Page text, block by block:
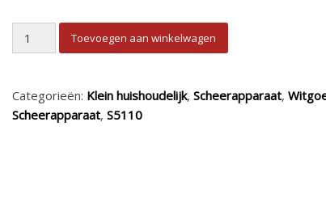
Philips S5585 scheerapparaat aantal
Toevoegen aan winkelwagen
Categorieën: Klein huishoudelijk, Scheerapparaat,
Scheerapparaat, S5110